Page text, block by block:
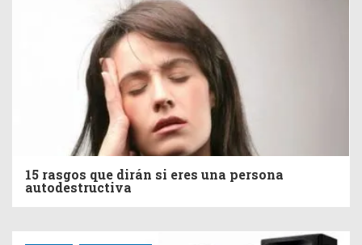
15 rasgos que dirán si eres una persona
autodestructiva